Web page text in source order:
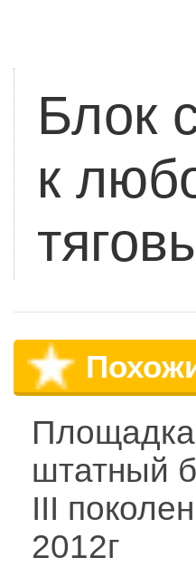
Блок
к
штатный
III
2012г